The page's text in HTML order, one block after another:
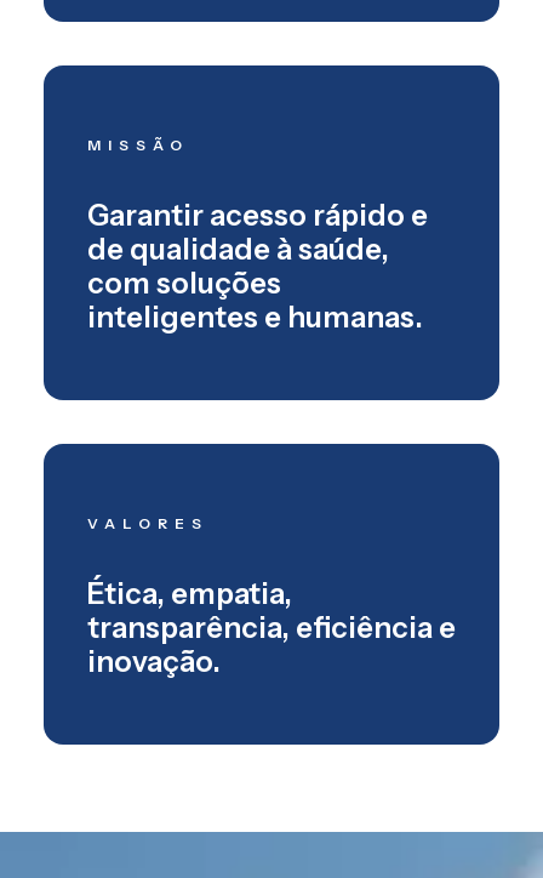
MISSÃO
Garantir acesso rápido e
de qualidade à saúde,
com soluções
inteligentes e humanas.
VALORES
Ética, empatia,
transparência, eficiência e
inovação.